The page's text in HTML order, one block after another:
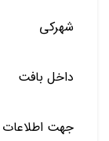
شهركي
داخل بافت
جهت اطلاعات